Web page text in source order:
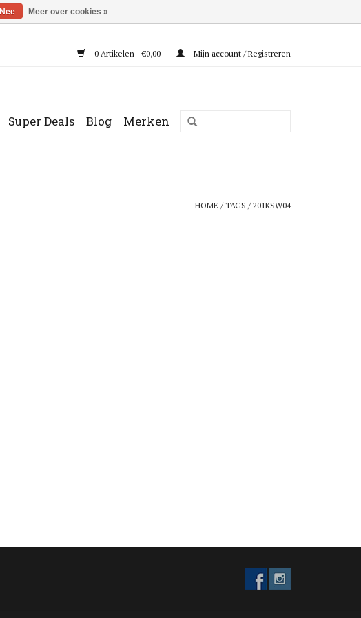
0 Artikelen - €0,00 Mijn account / Registreren
Super Deals Blog Merken
HOME /TAGS /201KSW04
Nee Meer over cookies »